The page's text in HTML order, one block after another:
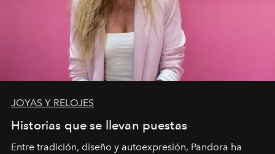
JOYAS Y RELOJES
Historias que se llevan puestas
Entre tradición, diseño y autoexpresión, Pandora ha